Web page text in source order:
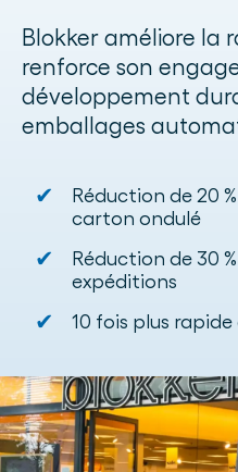
Blokker améliore la
renforce son
développement
emballages
✔
Réduction de 20
carton ondulé
✔
Réduction de 30
expéditions
✔ 10 fois plus